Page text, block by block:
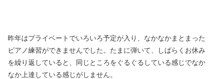
昨年はプライベートでいろいろ予定が入り、なかなかまとまった
ピアノ練習ができませんでした。たまに弾いて、しばらくお休み
を繰り返していると、同じところをぐるぐるしている感じでなか
なか上達している感じがしません。